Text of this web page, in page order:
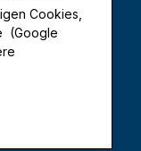
Cookies,
(Google